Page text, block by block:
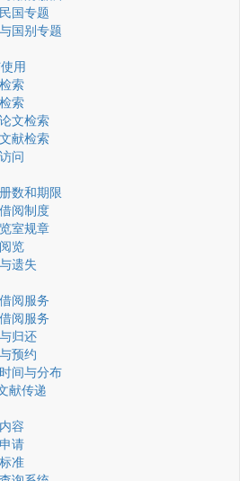
国专题
国别专题
用
索
索
文检索
献检索
问
数和期限
阅制度
室规章
览
遗失
阅服务
阅服务
归还
预约
间与分布
献传递
容
请
准